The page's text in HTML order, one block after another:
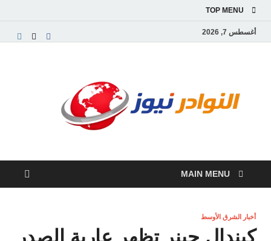
TOP MENU
أغسطس 7, 2026
الأخبار
والتقارير
من
MAIN MENU
أخبار الشرق الأوسط